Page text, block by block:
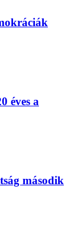
éves a
második